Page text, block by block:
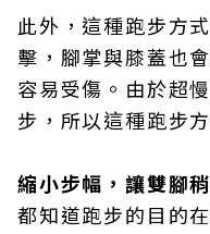
此外，這種跑步方
擊，腳掌與膝蓋也
容易受傷。由於超
步，所以這種跑步
縮小步幅，讓雙腳
都知道跑步的目的